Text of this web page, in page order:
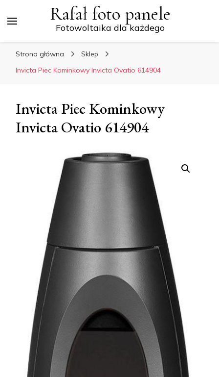
Rafał foto panele
Fotowoltaika dla każdego
Strona główna
Sklep
Invicta Piec Kominkowy Invicta Ovatio 614904
Invicta Piec Kominkowy
Invicta Ovatio 614904